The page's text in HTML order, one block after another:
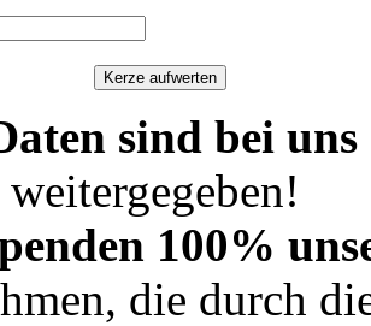
sind bei uns
100%
die durch